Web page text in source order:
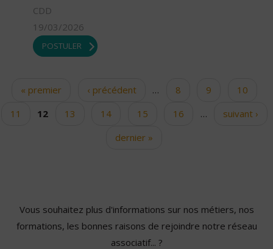
CDD
19/03/2026
POSTULER
Pages« premier ‹ précédent … 8 9
10
11
12 13 14 15 16 …
suivant ›
dernier »
Vous souhaitez plus d'informations sur nos métiers, nos
formations, les bonnes raisons de rejoindre notre réseau
associatif... ?